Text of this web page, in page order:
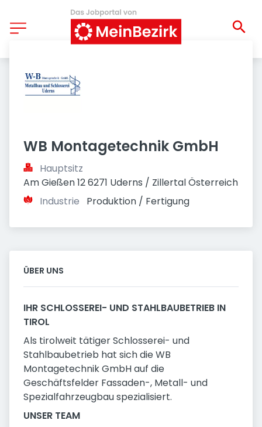
WB Montagetechnik GmbH
Hauptsitz
Am Gießen 12 6271 Uderns / Zillertal Österreich
Industrie
Produktion / Fertigung
ÜBER UNS
IHR SCHLOSSEREI- UND STAHLBAUBETRIEB IN
TIROL
Als tirolweit tätiger Schlosserei- und
Stahlbaubetrieb hat sich die WB
Montagetechnik GmbH auf die
Geschäftsfelder Fassaden-, Metall- und
Spezialfahrzeugbau spezialisiert.
UNSER TEAM